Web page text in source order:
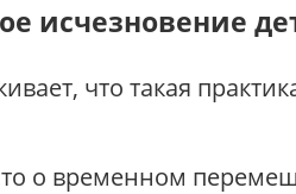
исчезновение
что такая
о временном